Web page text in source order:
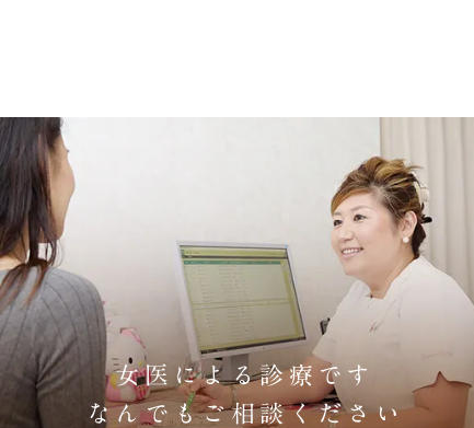
女医による診療です
なんでもご相談ください